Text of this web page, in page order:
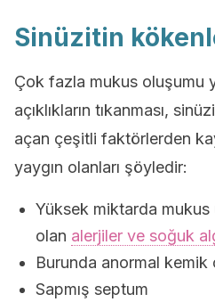
Sinüzitin
Çok fazla mukus oluşumu
açıklıkların tıkanması,
açan çeşitli faktörlerden
yaygın olanları şöyledir:
Yüksek miktarda mukus
olan alerjiler ve soğuk
Burunda anormal kemik
Sapmış septum